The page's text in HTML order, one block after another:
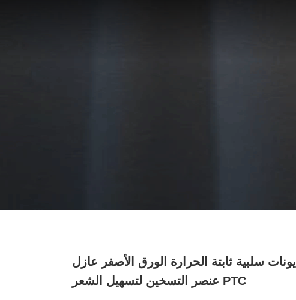
أيونات سلبية ثابتة الحرارة الورق الأصفر عازل
PTC عنصر التسخين لتسهيل الشعر